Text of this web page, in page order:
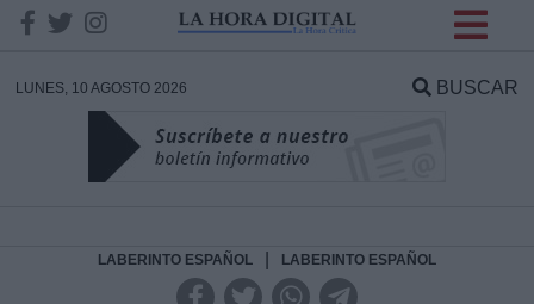
LUNES, 10 AGOSTO 2026 BUSCAR
LABERINTO ESPAÑOL LABERINTO ESPAÑOL
DATOS
Responsable: